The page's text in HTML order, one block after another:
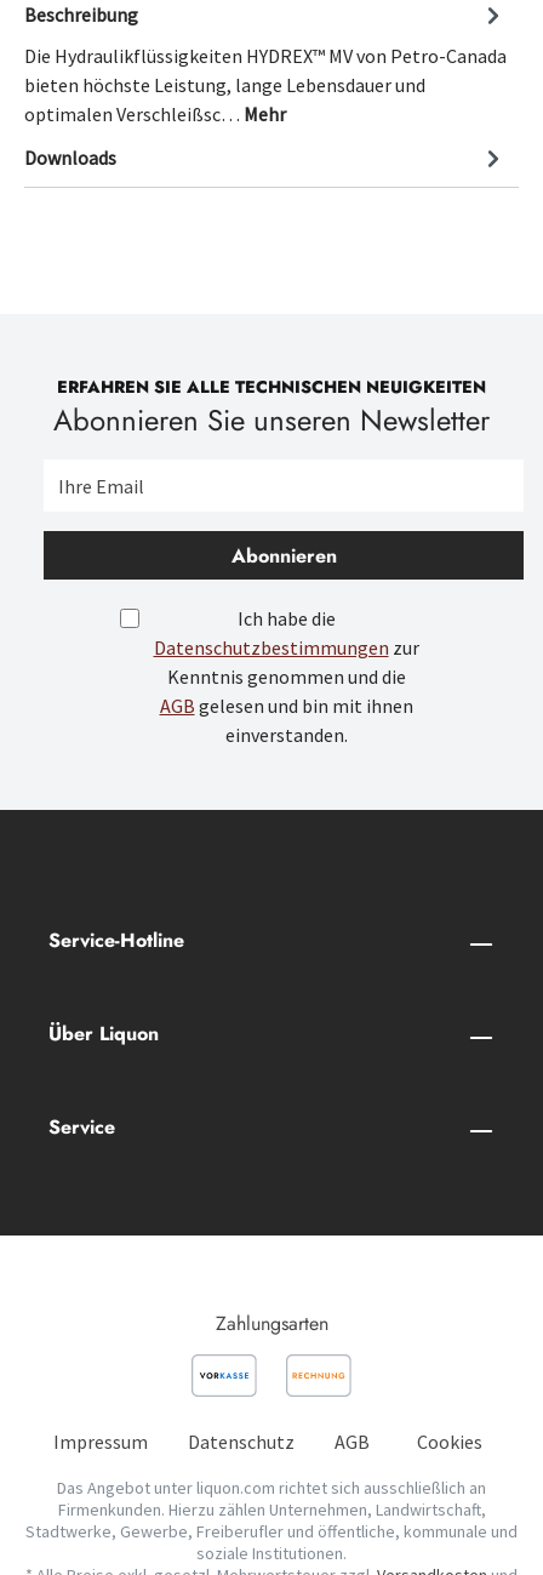
Beschreibung
Die Hydraulikflüssigkeiten HYDREX™ MV von Petro-Canada
bieten höchste Leistung, lange Lebensdauer und
optimalen Verschleißsc… Mehr
Downloads
ERFAHREN SIE ALLE TECHNISCHEN NEUIGKEITEN
Abonnieren Sie unseren Newsletter
Abonnieren
Ich habe die
Datenschutzbestimmungen zur
Kenntnis genommen und die
AGB gelesen und bin mit ihnen
einverstanden.
Service-Hotline
Über Liquon
Service
Zahlungsarten
Impressum Datenschutz AGB Cookies
Das Angebot unter liquon.com richtet sich ausschließlich an
Firmenkunden. Hierzu zählen Unternehmen, Landwirtschaft,
Stadtwerke, Gewerbe, Freiberufler und öffentliche, kommunale und
soziale Institutionen.